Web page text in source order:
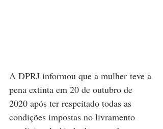
A DPRJ informou que a mulher teve a
pena extinta em 20 de outubro de
2020 após ter respeitado todas as
condições impostas no livramento